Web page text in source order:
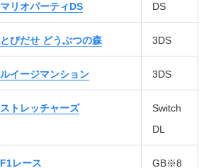
マリオパーティDS DS
とびだせ どうぶつの森 3DS
ルイージマンション 3DS
ストレッチャーズ
Switch
DL
F1レース GB※8